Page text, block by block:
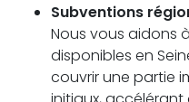
Subventions
Nous vous aidons
disponibles en
couvrir une partie